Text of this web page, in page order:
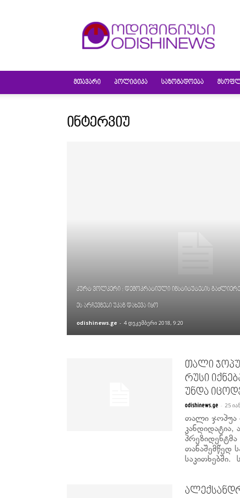
ᲛᲗᲐᲕᲐᲠᲘ ᲞᲝᲚᲘᲢᲘᲙᲐ ᲡᲐᲖᲝᲒᲐᲓᲝᲔᲑᲐ
ᲘᲜᲢᲔᲠᲕᲘᲣ
კურტ ვოლკერი : დემოკრატიული ინსტიტუტების
ეს არჩევნები უკან დახევა იყო
odishinews.ge - 4 დეკემბერი 2018, 9:20
თალი
რუსი
უნდა
odishinews.ge - 25
თალი ჯოპუა
კანდიდატია,
თანაშემწედ
საკითხებში.